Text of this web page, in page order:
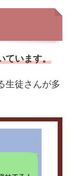
ています。
生徒さんが多